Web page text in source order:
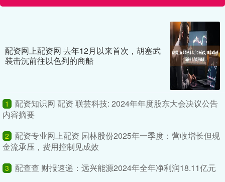
配资网上配资网 去年12月以来首次，胡塞武
装击沉前往以色列的商船
1
配资知识网 配资 联芸科技: 2024年年度股东大会决议公告
内容摘要
2
配资专业网上配资 园林股份2025年一季度：营收增长但现
金流承压，费用控制见成效
3 配查查 财报速递：远兴能源2024年全年净利润18.11亿元